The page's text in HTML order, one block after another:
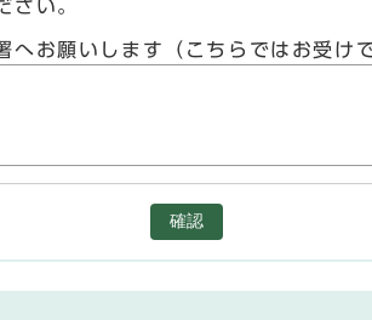
さい。
お願いします（こちらではお受け
確認